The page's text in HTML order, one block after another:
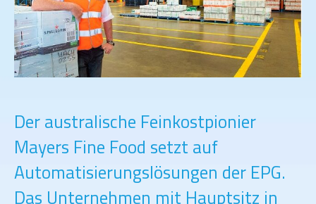
Der australische Feinkostpionier
Mayers Fine Food setzt auf
Automatisierungslösungen der EPG.
Das Unternehmen mit Hauptsitz in